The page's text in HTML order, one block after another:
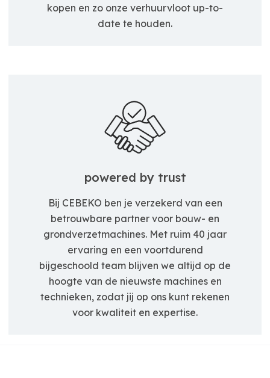
kopen en zo onze verhuurvloot up-to-
date te houden.
powered by trust
Bij CEBEKO ben je verzekerd van een
betrouwbare partner voor bouw- en
grondverzetmachines. Met ruim 40 jaar
ervaring en een voortdurend
bijgeschoold team blijven we altijd op de
hoogte van de nieuwste machines en
technieken, zodat jij op ons kunt rekenen
voor kwaliteit en expertise.